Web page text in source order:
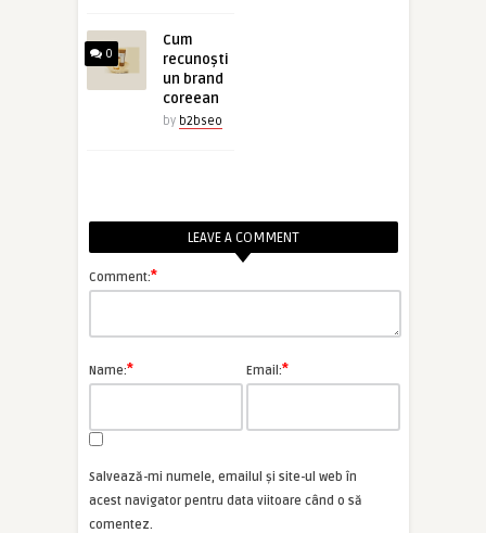
0
Cum
recunoști
un brand
coreean
by b2bseo
LEAVE A COMMENT
Comment:*
Name:* Email:*
Salvează-mi numele, emailul și site-ul web în
acest navigator pentru data viitoare când o să
comentez.